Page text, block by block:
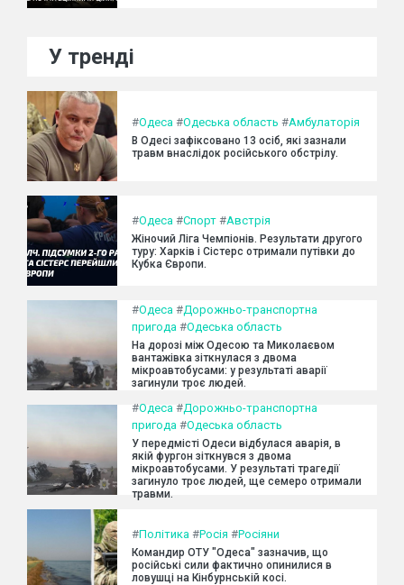
У тренді
#Одеса #Одеська область #Амбулаторія
В Одесі зафіксовано 13 осіб, які зазнали
травм внаслідок російського обстрілу.
#Одеса #Спорт #Австрія
Жіночий Ліга Чемпіонів. Результати другого
туру: Харків і Сістерс отримали путівки до
Кубка Європи.
#Одеса #Дорожньо-транспортна
пригода #Одеська область
На дорозі між Одесою та Миколаєвом
вантажівка зіткнулася з двома
мікроавтобусами: у результаті аварії
загинули троє людей.
#Одеса #Дорожньо-транспортна
пригода #Одеська область
У передмісті Одеси відбулася аварія, в
якій фургон зіткнувся з двома
мікроавтобусами. У результаті трагедії
загинуло троє людей, ще семеро отримали
травми.
#Політика #Росія #Росіяни
Командир ОТУ "Одеса" зазначив, що
російські сили фактично опинилися в
ловушці на Кінбурнській косі.